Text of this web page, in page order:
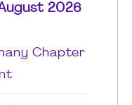
2026
Chapter